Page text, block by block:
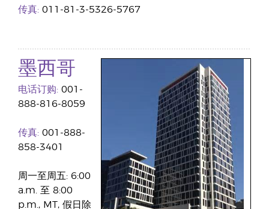
传真: 011-81-3-5326-5767
墨西哥
电话订购: 001-
888-816-8059
传真: 001-888-
858-3401
周一至周五: 6:00
a.m. 至 8:00
p.m., MT, 假日除